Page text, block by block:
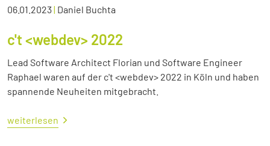
06.01.2023| Daniel Buchta
c't <webdev> 2022
Lead Software Architect Florian und Software Engineer
Raphael waren auf der c't <webdev> 2022 in Köln und haben
spannende Neuheiten mitgebracht.
weiterlesen